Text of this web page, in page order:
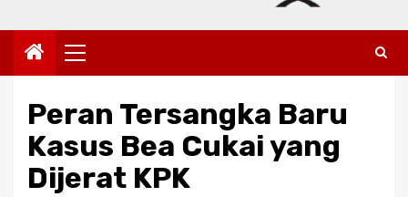
Primary
Menu
Peran Tersangka Baru
Kasus Bea Cukai yang
Dijerat KPK